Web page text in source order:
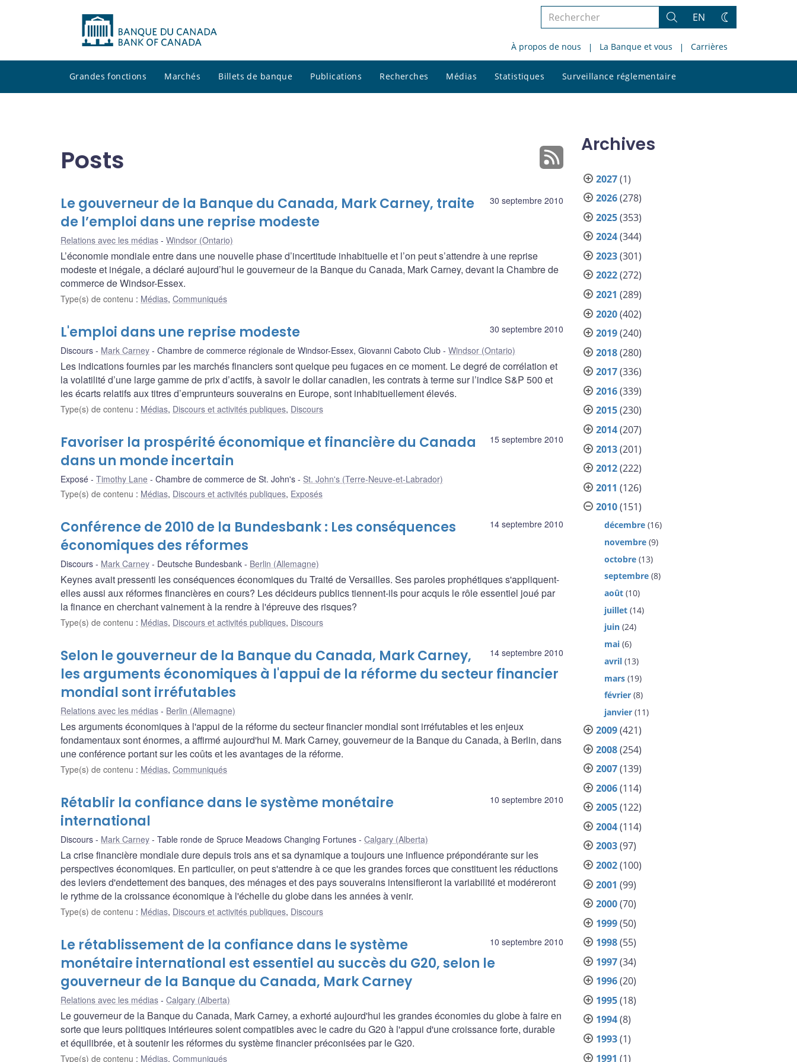
Rechercher
le
site
Rechercher
EN
Changez
thème
À propos de nous La Banque et vous Carrières
Grandes fonctions Marchés Billets de banque Publications Recherches Médias Statistiques Surveillance réglementaire
le
Posts
30 septembre 2010
Le gouverneur de la Banque du Canada, Mark Carney, traite
de l’emploi dans une reprise modeste
Relations avec les médias Windsor (Ontario)
L’économie mondiale entre dans une nouvelle phase d’incertitude inhabituelle et l’on peut s’attendre à une reprise
modeste et inégale, a déclaré aujourd’hui le gouverneur de la Banque du Canada, Mark Carney, devant la Chambre de
commerce de Windsor-Essex.
Type(s) de contenu : Médias, Communiqués
30 septembre 2010
L'emploi dans une reprise modeste
Discours Mark Carney Chambre de commerce régionale de Windsor-Essex, Giovanni Caboto Club Windsor (Ontario)
Les indications fournies par les marchés financiers sont quelque peu fugaces en ce moment. Le degré de corrélation et
la volatilité d’une large gamme de prix d’actifs, à savoir le dollar canadien, les contrats à terme sur l’indice S&P 500 et
les écarts relatifs aux titres d’emprunteurs souverains en Europe, sont inhabituellement élevés.
Type(s) de contenu : Médias, Discours et activités publiques, Discours
15 septembre 2010
Favoriser la prospérité économique et financière du Canada
dans un monde incertain
Exposé Timothy Lane Chambre de commerce de St. John's
St. John's (Terre-Neuve-et-Labrador)
Type(s) de contenu : Médias, Discours et activités publiques, Exposés
14 septembre 2010
Conférence de 2010 de la Bundesbank : Les conséquences
économiques des réformes
Discours Mark Carney Deutsche Bundesbank Berlin (Allemagne)
Keynes avait pressenti les conséquences économiques du Traité de Versailles. Ses paroles prophétiques s'appliquent-
elles aussi aux réformes financières en cours? Les décideurs publics tiennent-ils pour acquis le rôle essentiel joué par
la finance en cherchant vainement à la rendre à l'épreuve des risques?
Type(s) de contenu : Médias, Discours et activités publiques, Discours
14 septembre 2010
Selon le gouverneur de la Banque du Canada, Mark Carney,
les arguments économiques à l'appui de la réforme du secteur financier
mondial sont irréfutables
Relations avec les médias Berlin (Allemagne)
Les arguments économiques à l'appui de la réforme du secteur financier mondial sont irréfutables et les enjeux
fondamentaux sont énormes, a affirmé aujourd'hui M. Mark Carney, gouverneur de la Banque du Canada, à Berlin, dans
une conférence portant sur les coûts et les avantages de la réforme.
Type(s) de contenu : Médias, Communiqués
10 septembre 2010
Rétablir la confiance dans le système monétaire
international
Discours Mark Carney Table ronde de Spruce Meadows Changing Fortunes Calgary (Alberta)
La crise financière mondiale dure depuis trois ans et sa dynamique a toujours une influence prépondérante sur les
perspectives économiques. En particulier, on peut s'attendre à ce que les grandes forces que constituent les réductions
des leviers d'endettement des banques, des ménages et des pays souverains intensifieront la variabilité et modéreront
le rythme de la croissance économique à l'échelle du globe dans les années à venir.
Type(s) de contenu : Médias, Discours et activités publiques, Discours
10 septembre 2010
Le rétablissement de la confiance dans le système
monétaire international est essentiel au succès du G20, selon le
gouverneur de la Banque du Canada, Mark Carney
Relations avec les médias Calgary (Alberta)
Le gouverneur de la Banque du Canada, Mark Carney, a exhorté aujourd'hui les grandes économies du globe à faire en
sorte que leurs politiques intérieures soient compatibles avec le cadre du G20 à l'appui d'une croissance forte, durable
et équilibrée, et à soutenir les réformes du système financier préconisées par le G20.
Type(s) de contenu : Médias, Communiqués
Archives
2027(1)
2026(278)
2025(353)
2024(344)
2023(301)
2022(272)
2021 (289)
2020(402)
2019(240)
2018(280)
2017(336)
2016(339)
2015(230)
2014(207)
2013(201)
2012(222)
2011 (126)
2010(151)
décembre (16)
novembre (9)
octobre (13)
septembre (8)
août (10)
juillet (14)
juin (24)
mai (6)
avril (13)
mars (19)
février (8)
janvier (11)
2009(421)
2008(254)
2007(139)
2006(114)
2005(122)
2004(114)
2003(97)
2002(100)
2001 (99)
2000(70)
1999(50)
1998(55)
1997(34)
1996(20)
1995(18)
1994(8)
1993(1)
1991 (1)